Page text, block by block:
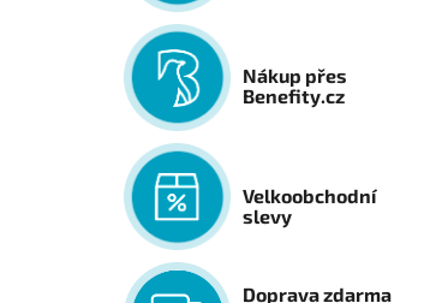
Nákup přes
Benefity.cz
Velkoobchodní
slevy
Doprava zdarma